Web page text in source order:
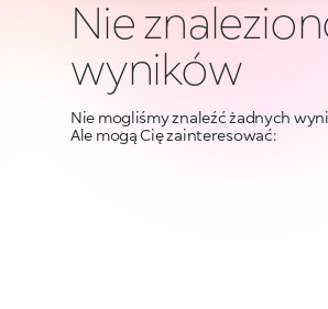
Nie
wyników
Nie mogliśmy znaleźć żadnych
Ale mogą Cię zainteresować: